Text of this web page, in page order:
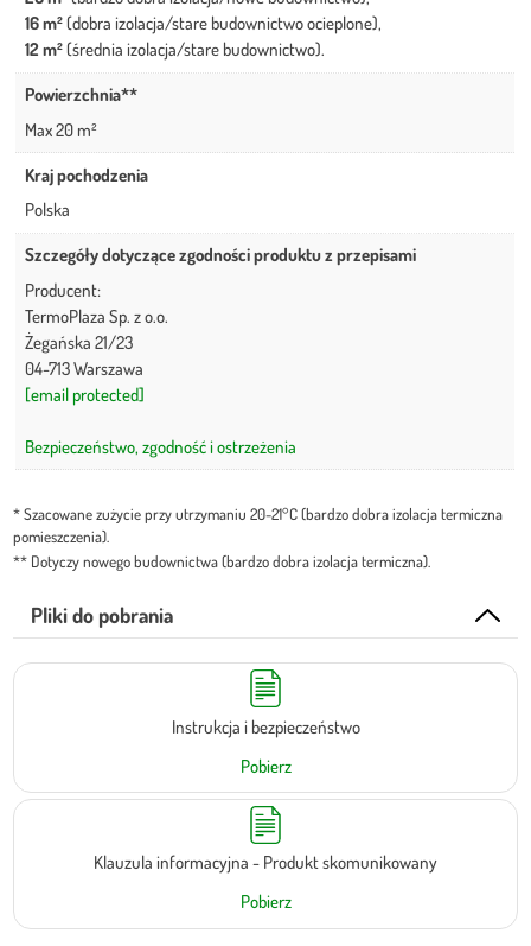
16 m²(dobra izolacja/stare budownictwo ocieplone),
12 m²(średnia izolacja/stare budownictwo).
Powierzchnia**
Max 20 m²
Kraj pochodzenia
Polska
Szczegóły dotyczące zgodności produktu z przepisami
Producent:
TermoPlaza Sp. z o.o.
Żegańska 21/23
04-713 Warszawa
[email protected]
Bezpieczeństwo, zgodność i ostrzeżenia
* Szacowane zużycie przy utrzymaniu 20-21°C (bardzo dobra izolacja termiczna
pomieszczenia).
** Dotyczy nowego budownictwa (bardzo dobra izolacja termiczna).
Pliki do pobrania
Instrukcja i bezpieczeństwo
Pobierz
Klauzula informacyjna - Produkt skomunikowany
Pobierz